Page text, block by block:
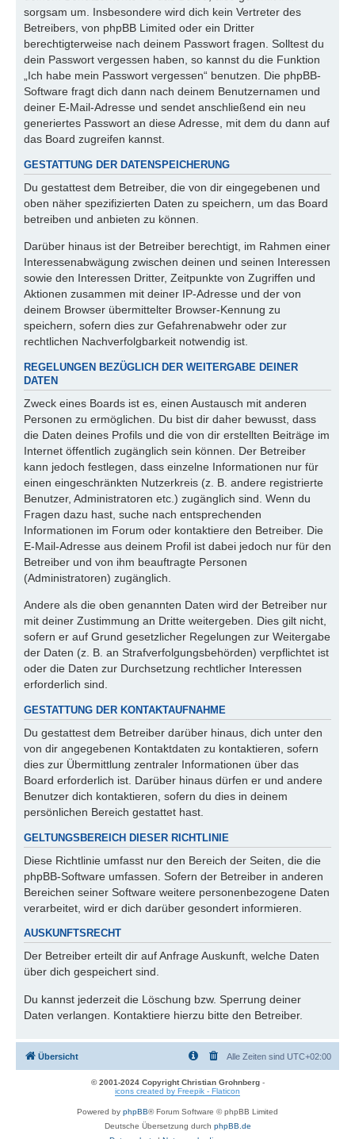
sorgsam um. Insbesondere wird dich kein Vertreter des
Betreibers, von phpBB Limited oder ein Dritter
berechtigterweise nach deinem Passwort fragen. Solltest du
dein Passwort vergessen haben, so kannst du die Funktion
„Ich habe mein Passwort vergessen“ benutzen. Die phpBB-
Software fragt dich dann nach deinem Benutzernamen und
deiner E-Mail-Adresse und sendet anschließend ein neu
generiertes Passwort an diese Adresse, mit dem du dann auf
das Board zugreifen kannst.
GESTATTUNG DER DATENSPEICHERUNG
Du gestattest dem Betreiber, die von dir eingegebenen und
oben näher spezifizierten Daten zu speichern, um das Board
betreiben und anbieten zu können.
Darüber hinaus ist der Betreiber berechtigt, im Rahmen einer
Interessenabwägung zwischen deinen und seinen Interessen
sowie den Interessen Dritter, Zeitpunkte von Zugriffen und
Aktionen zusammen mit deiner IP-Adresse und der von
deinem Browser übermittelter Browser-Kennung zu
speichern, sofern dies zur Gefahrenabwehr oder zur
rechtlichen Nachverfolgbarkeit notwendig ist.
REGELUNGEN BEZÜGLICH DER WEITERGABE DEINER
DATEN
Zweck eines Boards ist es, einen Austausch mit anderen
Personen zu ermöglichen. Du bist dir daher bewusst, dass
die Daten deines Profils und die von dir erstellten Beiträge im
Internet öffentlich zugänglich sein können. Der Betreiber
kann jedoch festlegen, dass einzelne Informationen nur für
einen eingeschränkten Nutzerkreis (z. B. andere registrierte
Benutzer, Administratoren etc.) zugänglich sind. Wenn du
Fragen dazu hast, suche nach entsprechenden
Informationen im Forum oder kontaktiere den Betreiber. Die
E-Mail-Adresse aus deinem Profil ist dabei jedoch nur für den
Betreiber und von ihm beauftragte Personen
(Administratoren) zugänglich.
Andere als die oben genannten Daten wird der Betreiber nur
mit deiner Zustimmung an Dritte weitergeben. Dies gilt nicht,
sofern er auf Grund gesetzlicher Regelungen zur Weitergabe
der Daten (z. B. an Strafverfolgungsbehörden) verpflichtet ist
oder die Daten zur Durchsetzung rechtlicher Interessen
erforderlich sind.
GESTATTUNG DER KONTAKTAUFNAHME
Du gestattest dem Betreiber darüber hinaus, dich unter den
von dir angegebenen Kontaktdaten zu kontaktieren, sofern
dies zur Übermittlung zentraler Informationen über das
Board erforderlich ist. Darüber hinaus dürfen er und andere
Benutzer dich kontaktieren, sofern du dies in deinem
persönlichen Bereich gestattet hast.
GELTUNGSBEREICH DIESER RICHTLINIE
Diese Richtlinie umfasst nur den Bereich der Seiten, die die
phpBB-Software umfassen. Sofern der Betreiber in anderen
Bereichen seiner Software weitere personenbezogene Daten
verarbeitet, wird er dich darüber gesondert informieren.
AUSKUNFTSRECHT
Der Betreiber erteilt dir auf Anfrage Auskunft, welche Daten
über dich gespeichert sind.
Du kannst jederzeit die Löschung bzw. Sperrung deiner
Daten verlangen. Kontaktiere hierzu bitte den Betreiber.
Übersicht Alle Zeiten sind UTC+02:00
© 2001-2024 Copyright Christian Grohnberg-
icons created by Freepik - Flaticon
Powered by phpBB® Forum Software © phpBB Limited
Deutsche Übersetzung durch phpBB.de